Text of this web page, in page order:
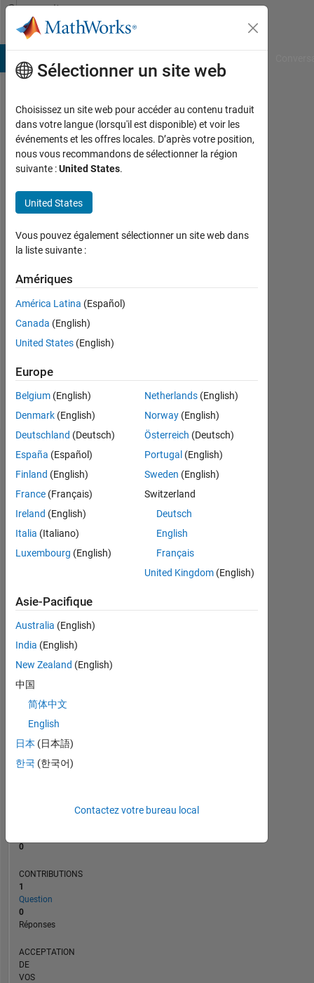
Passer au contenu
Community
Profile
Karansinh
Last
seen:
11
mois
il y a
Actif
depuis
0
Following:
Follow
Tableau de bord
MATLAB Answers
CONTRIBUTIONS L
0
1
RANG
564
0
CONTRIBUTIONS
1
Question
0
Réponses
ACCEPTATION
DE
VOS
Sélectionner un site web
Choisissez un site web pour accéder au contenu traduit
dans votre langue (lorsqu'il est disponible) et voir les
événements et les offres locales. D’après votre position,
nous vous recommandons de sélectionner la région
suivante :United States.
United States
Vous pouvez également sélectionner un site web dans
la liste suivante :
Amériques
América Latina (Español)
Canada (English)
United States (English)
Europe
Belgium (English)
Denmark (English)
Deutschland (Deutsch)
España (Español)
Finland (English)
France (Français)
Ireland (English)
Italia (Italiano)
Luxembourg (English)
Netherlands(English)
Norway(English)
Österreich (Deutsch)
Portugal (English)
Sweden (English)
Switzerland
Deutsch
English
Français
United Kingdom(English)
Asie-Pacifique
Australia (English)
India (English)
New Zealand (English)
中国
简体中文
English
日本 (日本語)
한국 (한국어)
Contactez votre bureau local